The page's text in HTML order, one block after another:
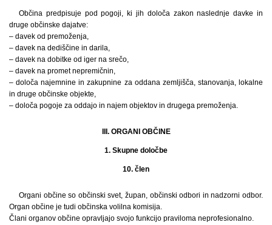
Občina predpisuje pod pogoji, ki jih določa zakon naslednje davke in
druge občinske dajatve:
– davek od premoženja,
– davek na dediščine in darila,
– davek na dobitke od iger na srečo,
– davek na promet nepremičnin,
– določa najemnine in zakupnine za oddana zemljišča, stanovanja, lokalne
in druge občinske objekte,
– določa pogoje za oddajo in najem objektov in drugega premoženja.
III. ORGANI OBČINE
1. Skupne določbe
10. člen
Organi občine so občinski svet, župan, občinski odbori in nadzorni odbor.
Organ občine je tudi občinska volilna komisija.
Člani organov občine opravljajo svojo funkcijo praviloma neprofesionalno.